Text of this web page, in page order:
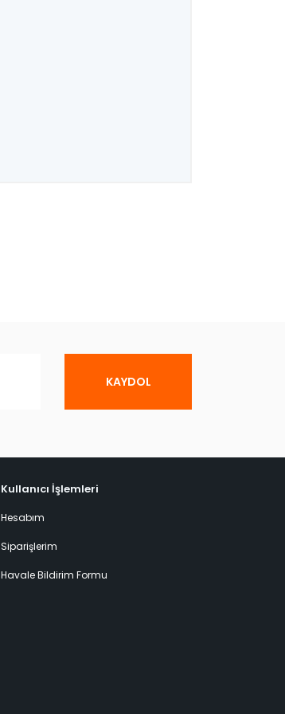
KAYDOL
Kullanıcı İşlemleri
Hesabım
Siparişlerim
Havale Bildirim Formu